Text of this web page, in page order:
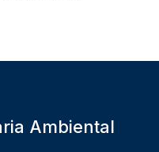
Ambiental